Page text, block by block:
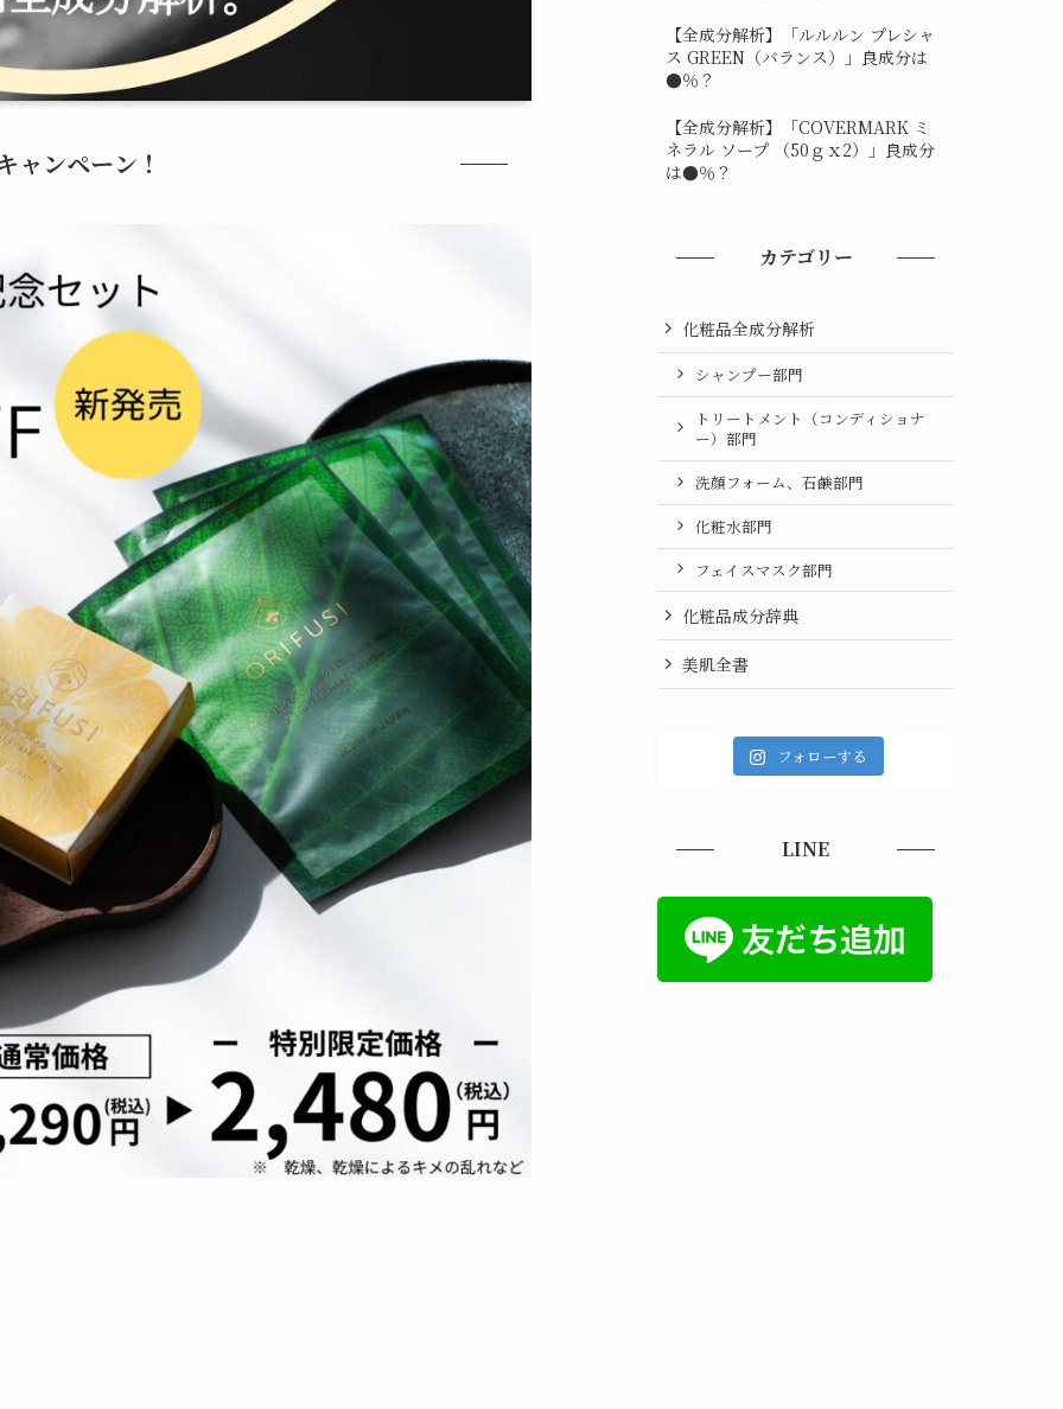
ャンペーン！
【全成分解析】「ルルルン プレシャ
ス GREEN（バランス）」良成分は
●％？
【全成分解析】「COVERMARK ミ
ネラル ソープ （50ｇｘ2）」良成分
は●％？
カテゴリー
化粧品全成分解析
シャンプー部門
トリートメント（コンディショナ
ー）部門
洗顔フォーム、石鹸部門
化粧水部門
フェイスマスク部門
化粧品成分辞典
美肌全書
フォローする
LINE